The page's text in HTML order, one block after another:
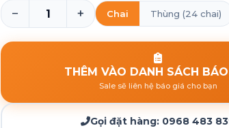
− + Chai Thùng (24 chai)
THÊM VÀO DANH SÁCH
Sale sẽ liên hệ báo giá cho bạn
Gọi đặt hàng: 0968 483